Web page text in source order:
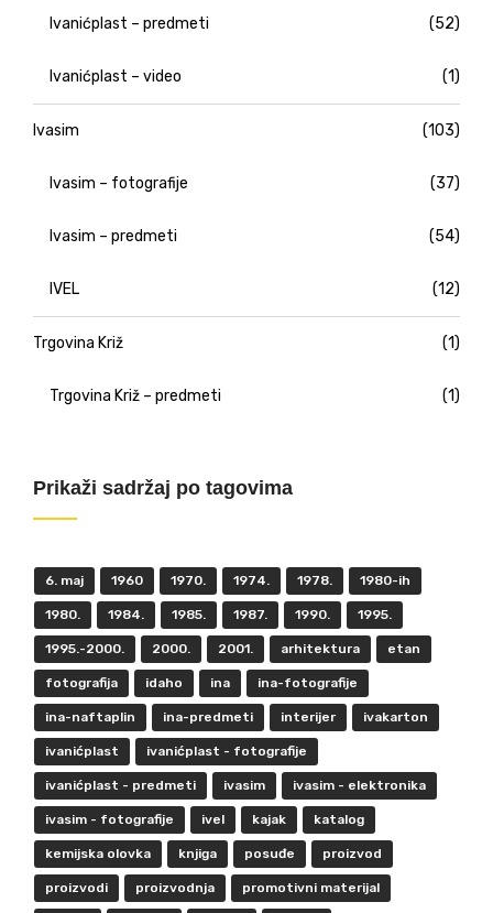
Ivanićplast – predmeti (52)
Ivanićplast – video (1)
Ivasim (103)
Ivasim – fotografije (37)
Ivasim – predmeti (54)
IVEL (12)
Trgovina Križ (1)
Trgovina Križ – predmeti (1)
Prikaži sadržaj po tagovima
6. maj 1960 1970. 1974. 1978. 1980-ih
1980. 1984. 1985. 1987. 1990. 1995.
1995.-2000. 2000. 2001. arhitektura etan
fotografija idaho ina ina-fotografije
ina-naftaplin ina-predmeti interijer ivakarton
ivanićplast ivanićplast - fotografije
ivanićplast - predmeti ivasim ivasim - elektronika
ivasim - fotografije ivel kajak katalog
kemijska olovka knjiga posuđe proizvod
proizvodi proizvodnja promotivni materijal